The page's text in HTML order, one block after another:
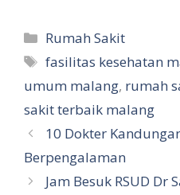
Kategori
Rumah Sakit
Tag
fasilitas kesehatan
umum malang, rumah
sakit terbaik malang
10 Dokter
Berpengalaman
Jam Besuk RSUD